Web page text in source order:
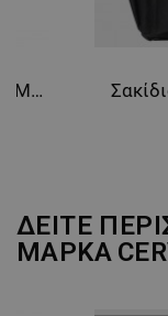
Φόρμα εργασίας COLLINS SUMMER ROYAL BLUE
ΔΕΙΤΕ
ΜΑΡΚΑ